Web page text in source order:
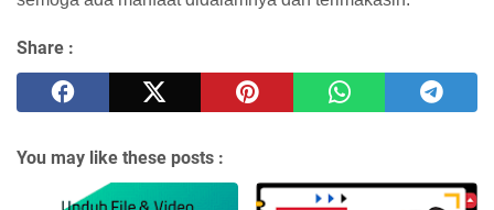
Share :
You may like these posts :